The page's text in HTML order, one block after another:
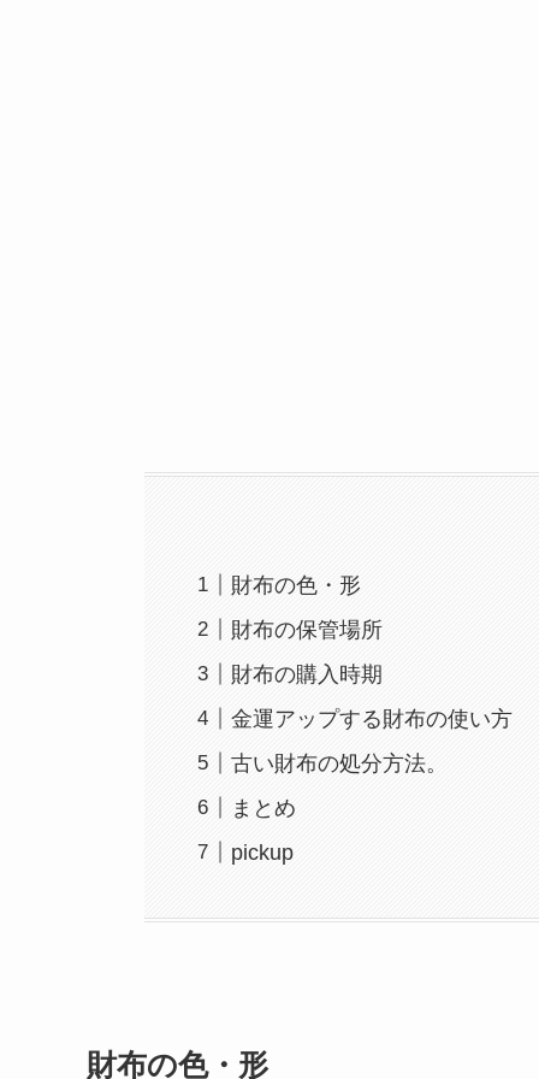
財布の色・形
財布の保管場所
財布の購入時期
金運アップする財布の使い方
古い財布の処分方法。
まとめ
pickup
財布の色・形